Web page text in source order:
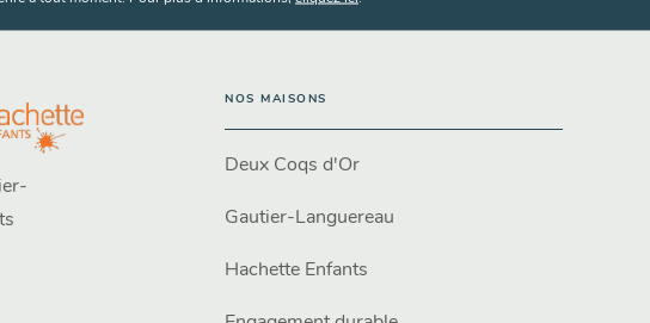
NOS MAISONS
Deux Coqs d'Or
Gautier-Languereau
Hachette Enfants